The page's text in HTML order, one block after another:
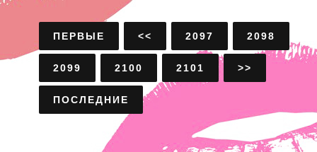
ПЕРВЫЕ << 2097 2098
2099 2100 2101 >>
ПОСЛЕДНИЕ